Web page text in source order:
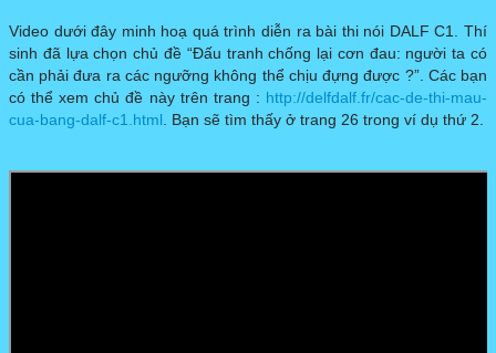
Video dưới đây minh hoạ quá trình diễn ra bài thi nói DALF C1. Thí
sinh đã lựa chọn chủ đề “Đấu tranh chống lại cơn đau: người ta có
cần phải đưa ra các ngưỡng không thể chịu đựng được ?”. Các bạn
có thể xem chủ đề này trên trang : ​ http://delfdalf.fr/cac-de-thi-mau-
cua-bang-dalf-c1.html. Bạn sẽ tìm thấy ở trang 26 trong ví dụ thứ 2.